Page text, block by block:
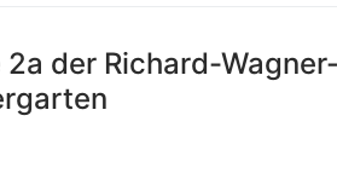
der Richard-